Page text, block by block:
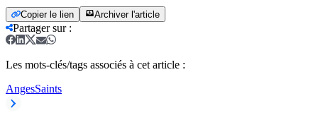
Copier le lien Archiver l'article
Partager sur:
Les mots-clés/tags associés à cet article :
AngesSaints